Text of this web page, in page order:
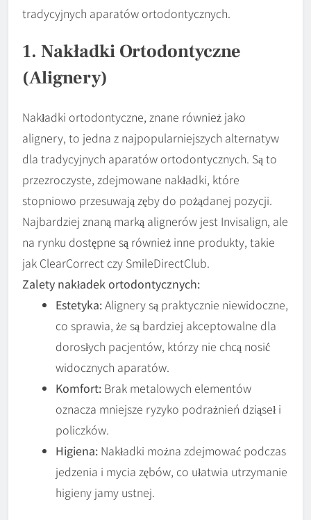
tradycyjnych aparatów ortodontycznych.
1. Nakładki Ortodontyczne
(alignery)
Nakładki ortodontyczne, znane również jako
alignery, to jedna z najpopularniejszych alternatyw
dla tradycyjnych aparatów ortodontycznych. Są to
przezroczyste, zdejmowane nakładki, które
stopniowo przesuwają zęby do pożądanej pozycji.
Najbardziej znaną marką alignerów jest Invisalign, ale
na rynku dostępne są również inne produkty, takie
jak ClearCorrect czy SmileDirectClub.
Zalety nakładek ortodontycznych:
Estetyka:Alignery są praktycznie niewidoczne,
co sprawia, że są bardziej akceptowalne dla
dorosłych pacjentów, którzy nie chcą nosić
widocznych aparatów.
Komfort: Brak metalowych elementów
oznacza mniejsze ryzyko podrażnień dziąseł i
policzków.
Higiena: Nakładki można zdejmować podczas
jedzenia i mycia zębów, co ułatwia utrzymanie
higieny jamy ustnej.